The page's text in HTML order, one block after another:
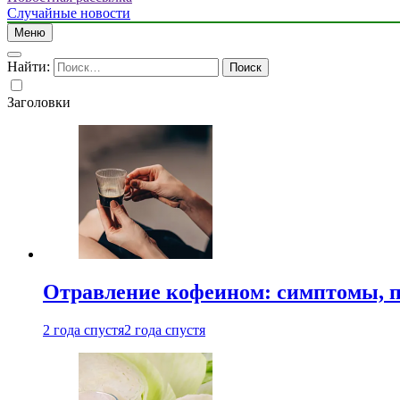
Случайные новости
Меню
Найти:
Заголовки
Отравление кофеином: симптомы,
2 года спустя2 года спустя